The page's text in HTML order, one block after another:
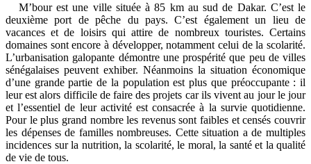
M’bour est une ville située à 85 km au sud de Dakar. C’est le
deuxième port de pêche du pays. C’est également un lieu de
vacances et de loisirs qui attire de nombreux touristes. Certains
domaines sont encore à développer, notamment celui de la scolarité.
L’urbanisation galopante démontre une prospérité que peu de villes
sénégalaises peuvent exhiber. Néanmoins la situation économique
d’une grande partie de la population est plus que préoccupante : il
leur est alors difficile de faire des projets car ils vivent au jour le jour
et l’essentiel de leur activité est consacrée à la survie quotidienne.
Pour le plus grand nombre les revenus sont faibles et censés couvrir
les dépenses de familles nombreuses. Cette situation a de multiples
incidences sur la nutrition, la scolarité, le moral, la santé et la qualité
de vie de tous.